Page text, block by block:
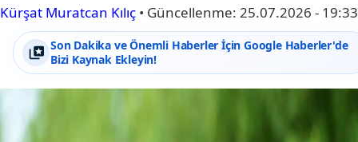
Kürşat Muratcan Kılıç • Güncellenme: 25.07.2026 - 19:33
Son Dakika ve Önemli Haberler İçin Google Haberler'de
Bizi Kaynak Ekleyin!